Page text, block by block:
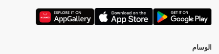
الوسام